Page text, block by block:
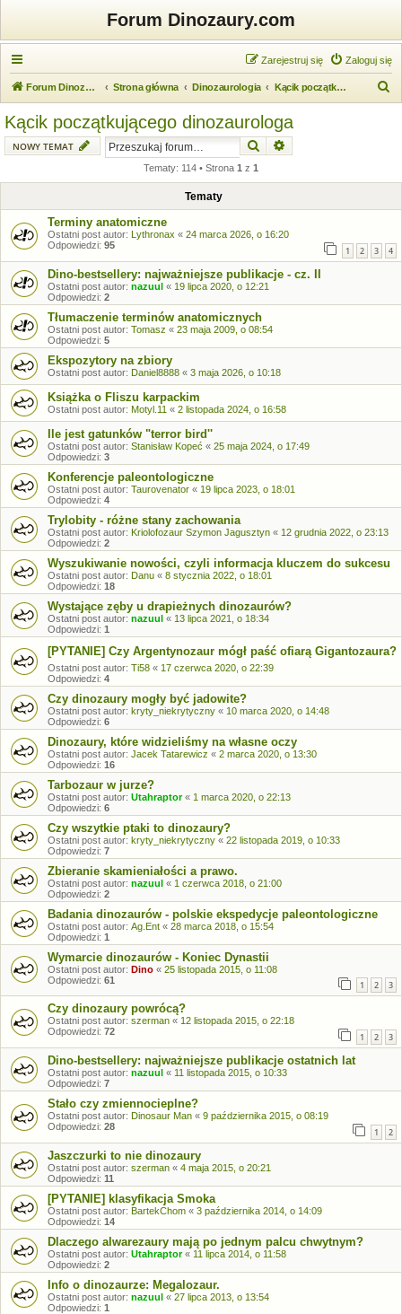
Forum Dinozaury.com
Zaloguj się
Zarejestruj się
Forum Dinozaury.com Strona główna Dinozaurologia Kącik początkującego dinozaurologa
Kącik początkującego dinozaurologa
NOWY TEMAT Szukaj
Tematy: 114 • Strona 1 z 1
Tematy
Terminy anatomiczne
Ostatni post autor: Lythronax « 24 marca 2026, o 16:20
Odpowiedzi: 95 1 2 3 4
Dino-bestsellery: najważniejsze publikacje - cz. II
Ostatni post autor: nazuul « 19 lipca 2020, o 12:21
Odpowiedzi: 2
Tłumaczenie terminów anatomicznych
Ostatni post autor: Tomasz « 23 maja 2009, o 08:54
Odpowiedzi: 5
Ekspozytory na zbiory
Ostatni post autor: Daniel8888 « 3 maja 2026, o 10:18
Książka o Fliszu karpackim
Ostatni post autor: Motyl.11 « 2 listopada 2024, o 16:58
Ile jest gatunków "terror bird''
Ostatni post autor: Stanisław Kopeć « 25 maja 2024, o 17:49
Odpowiedzi: 3
Konferencje paleontologiczne
Ostatni post autor: Taurovenator « 19 lipca 2023, o 18:01
Odpowiedzi: 4
Trylobity - różne stany zachowania
Ostatni post autor: Kriolofozaur Szymon Jagusztyn « 12 grudnia 2022, o 23:13
Odpowiedzi: 2
Wyszukiwanie nowości, czyli informacja kluczem do sukcesu
Ostatni post autor: Danu « 8 stycznia 2022, o 18:01
Odpowiedzi: 18
Wystające zęby u drapieżnych dinozaurów?
Ostatni post autor: nazuul « 13 lipca 2021, o 18:34
Odpowiedzi: 1
[PYTANIE] Czy Argentynozaur mógł paść ofiarą Gigantozaura?
Ostatni post autor: Ti58 « 17 czerwca 2020, o 22:39
Odpowiedzi: 4
Czy dinozaury mogły być jadowite?
Ostatni post autor: kryty_niekrytyczny « 10 marca 2020, o 14:48
Odpowiedzi: 6
Dinozaury, które widzieliśmy na własne oczy
Ostatni post autor: Jacek Tatarewicz « 2 marca 2020, o 13:30
Odpowiedzi: 16
Tarbozaur w jurze?
Ostatni post autor: Utahraptor« 1 marca 2020, o 22:13
Odpowiedzi: 6
Czy wszytkie ptaki to dinozaury?
Ostatni post autor: kryty_niekrytyczny « 22 listopada 2019, o 10:33
Odpowiedzi: 7
Zbieranie skamieniałości a prawo.
Ostatni post autor: nazuul « 1 czerwca 2018, o 21:00
Odpowiedzi: 2
Badania dinozaurów - polskie ekspedycje paleontologiczne
Ostatni post autor: Ag.Ent « 28 marca 2018, o 15:54
Odpowiedzi: 1
Wymarcie dinozaurów - Koniec Dynastii
Ostatni post autor: Dino « 25 listopada 2015, o 11:08
Odpowiedzi: 61 1 2 3
Czy dinozaury powrócą?
Ostatni post autor: szerman « 12 listopada 2015, o 22:18
Odpowiedzi: 72 1 2 3
Dino-bestsellery: najważniejsze publikacje ostatnich lat
Ostatni post autor: nazuul « 11 listopada 2015, o 10:33
Odpowiedzi: 7
Stało czy zmiennocieplne?
Ostatni post autor: Dinosaur Man « 9 października 2015, o 08:19
Odpowiedzi: 28 1 2
Jaszczurki to nie dinozaury
Ostatni post autor: szerman « 4 maja 2015, o 20:21
Odpowiedzi: 11
[PYTANIE] klasyfikacja Smoka
Ostatni post autor: BartekChom « 3 października 2014, o 14:09
Odpowiedzi: 14
Dlaczego alwarezaury mają po jednym palcu chwytnym?
Ostatni post autor: Utahraptor« 11 lipca 2014, o 11:58
Odpowiedzi: 2
Info o dinozaurze: Megalozaur.
Ostatni post autor: nazuul « 27 lipca 2013, o 13:54
Odpowiedzi: 1